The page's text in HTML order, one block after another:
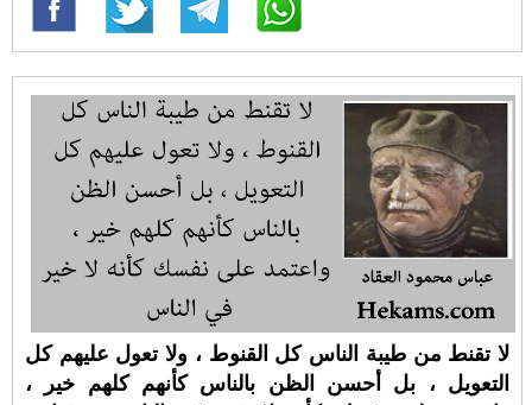
لا تقنط من طيبة الناس كل القنوط ، ولا تعول عليهم كل
التعويل ، بل أحسن الظن بالناس كأنهم كلهم خير ،